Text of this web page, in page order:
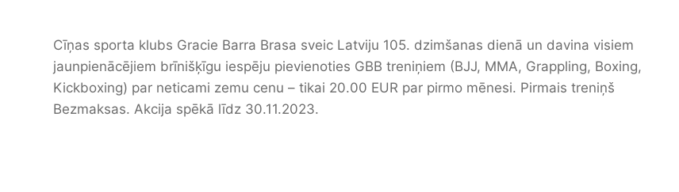
Cīņas sporta klubs Gracie Barra Brasa sveic Latviju 105. dzimšanas dienā un davina visiem
jaunpienācējiem brīnišķīgu iespēju pievienoties GBB treniņiem (BJJ, MMA, Grappling, Boxing,
Kickboxing) par neticami zemu cenu – tikai 20.00 EUR par pirmo mēnesi. Pirmais treniņš
Bezmaksas. Akcija spēkā līdz 30.11.2023.